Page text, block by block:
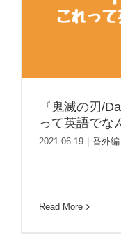
『鬼滅の刃/
って英語でな
2021-06-19 番外編
Read More